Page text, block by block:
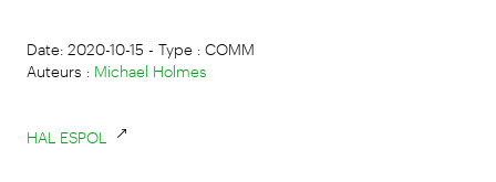
Date: 2020-10-15 - Type : COMM
Auteurs : Michael Holmes
HAL ESPOL